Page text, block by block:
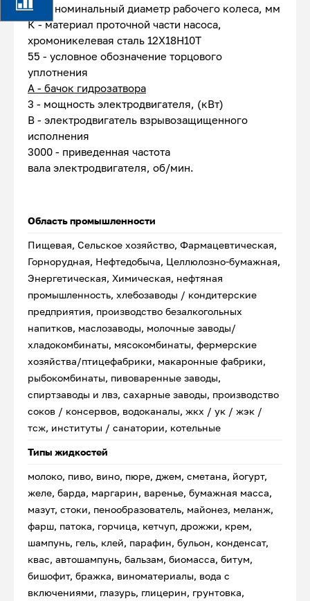
150 - номинальный диаметр рабочего колеса, мм
К - материал проточной части насоса,
хромоникелевая сталь 12Х18Н10Т
55 - условное обозначение торцового
уплотнения
А - бачок гидрозатвора
3 - мощность электродвигателя, (кВт)
В - электродвигатель взрывозащищенного
исполнения
3000 - приведенная частота
вала электродвигателя, об/мин.
Область промышленности
Пищевая, Сельское хозяйство, Фармацевтическая,
Горнорудная, Нефтедобыча, Целлюлозно-бумажная,
Энергетическая, Химическая, нефтяная
промышленность, хлебозаводы / кондитерские
предприятия, производство безалкогольных
напитков, маслозаводы, молочные заводы/
хладокомбинаты, мясокомбинаты, фермерские
хозяйства/птицефабрики, макаронные фабрики,
рыбокомбинаты, пивоваренные заводы,
спиртзаводы и лвз, сахарные заводы, производство
соков / консервов, водоканалы, жкх / ук / жэк /
тсж, институты / санатории, котельные
Типы жидкостей
молоко, пиво, вино, пюре, джем, сметана, йогурт,
желе, барда, маргарин, варенье, бумажная масса,
мазут, стоки, пенообразователь, майонез, меланж,
фарш, патока, горчица, кетчуп, дрожжи, крем,
шампунь, гель, клей, парафин, бульон, конденсат,
квас, автошампунь, бальзам, биомасса, битум,
бишофит, бражка, виноматериалы, вода с
включениями, глазурь, глицерин, грунтовка,